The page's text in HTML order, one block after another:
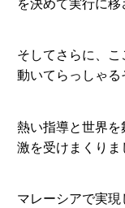
を決めて実行に移
そしてさらに、
動いてらっしゃる
熱い指導と世界を
激を受けまくりま
マレーシアで実